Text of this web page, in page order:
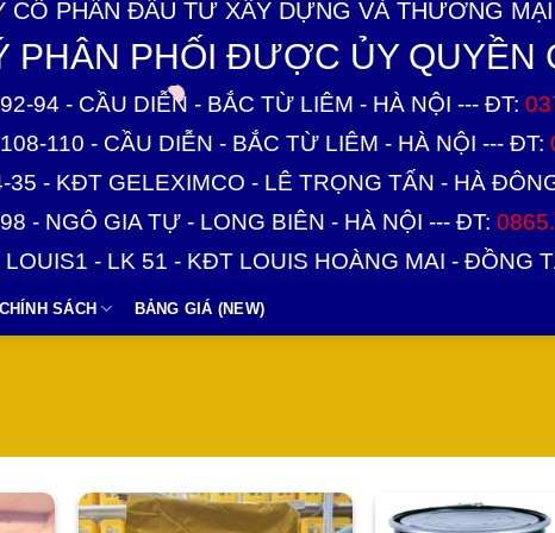
CỔ PHẦN ĐẦU TƯ XÂY DỰNG VÀ THƯƠNG
PHÂN PHỐI ĐƯỢC ỦY QUYỀN
94 - CẦU DIỄN - BẮC TỪ LIÊM - HÀ NỘI --- ĐT:
110 - CẦU DIỄN - BẮC TỪ LIÊM - HÀ NỘI --- ĐT:
35 - KĐT GELEXIMCO - LÊ TRỌNG TẤN - HÀ
- NGÔ GIA TỰ - LONG BIÊN - HÀ NỘI --- ĐT:
LOUIS1 - LK 51 - KĐT LOUIS HOÀNG MAI - ĐỒNG
CHÍNH SÁCH BẢNG GIÁ (NEW)